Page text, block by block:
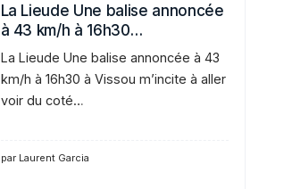
La Lieude Une balise annoncée
à 43 km/h à 16h30…
La Lieude Une balise annoncée à 43
km/h à 16h30 à Vissou m’incite à aller
voir du coté…
par Laurent Garcia